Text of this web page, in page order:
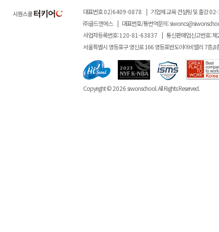
대표번호02)6409-0878 | 기업체 교육 컨설팅 및 출강
㈜골드앤에스 | 대표번호/통번역문의:
사업자등록번호:120-81-63837 | 통신판매업신고번호: 제
서울특별시 영등포구 영신로 166 영등포반도아이비밸리 7층,8
Copyright ©2026siwonschool. All Rights Reserved.